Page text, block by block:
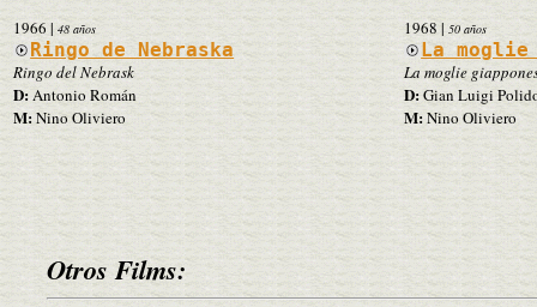
1966 | 48 años
Ringo de Nebraska
Ringo del Nebrask
D:Antonio Román
M:Nino Oliviero
1968 | 50 años
La moglie
La moglie
D:Gian Luigi
M:Nino Oliviero
Otros Films: